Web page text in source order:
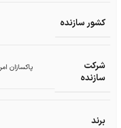
کشور سازنده
شرکت
سازنده
پاکسازان
برند